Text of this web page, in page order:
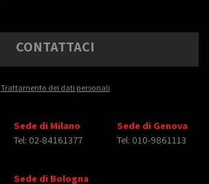
CONTATTACI
Trattamento dei dati personali
Sede di Milano
Tel: 02-84161377
Sede di Genova
Tel: 010-9861113
Sede di Bologna